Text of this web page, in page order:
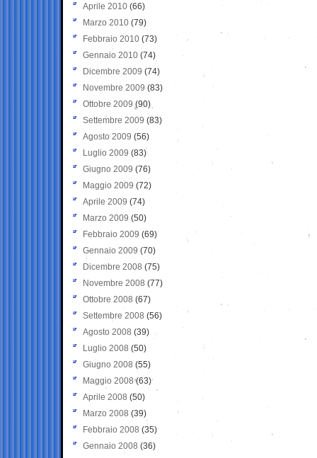
Aprile 2010 (66)
Marzo 2010 (79)
Febbraio 2010 (73)
Gennaio 2010 (74)
Dicembre 2009 (74)
Novembre 2009 (83)
Ottobre 2009 (90)
Settembre 2009 (83)
Agosto 2009 (56)
Luglio 2009 (83)
Giugno 2009 (76)
Maggio 2009 (72)
Aprile 2009 (74)
Marzo 2009 (50)
Febbraio 2009 (69)
Gennaio 2009 (70)
Dicembre 2008 (75)
Novembre 2008 (77)
Ottobre 2008 (67)
Settembre 2008 (56)
Agosto 2008 (39)
Luglio 2008 (50)
Giugno 2008 (55)
Maggio 2008(63)
Aprile 2008 (50)
Marzo 2008 (39)
Febbraio 2008 (35)
Gennaio 2008 (36)